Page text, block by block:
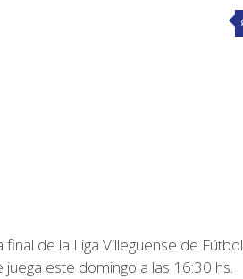
final de la Liga Villeguense de Fútbol
juega este domingo a las 16:30 hs.